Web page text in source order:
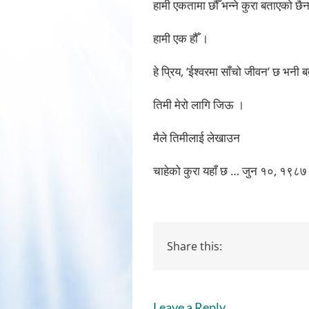
हामी एकतामा छौँ भन्ने कुरा बताएको
हामी एक हौँ ।
हे प्रिय, ‘ईश्वरमा साँचो जीवन’ छ भनी
तिमी मेरो लागि जिऊ ।
मैले तिमीलाई लेखाउन
चाहेको कुरा यहाँ छ … जुन १०, १९८७
Share this: